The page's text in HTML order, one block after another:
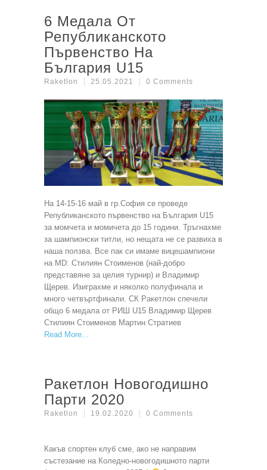
6 Медала От
Републиканското
Първенство На
България U15
Raketlon 25.05.2021 0 Comments
На 14-15-16 май в гр.София се проведе
Републиканското първенство на България U15
за момчета и момичета до 15 години. Тръгнахме
за шампионски титли, но нещата не се развиха в
наша ползва. Все пак си имаме вицешампиони
на MD: Стилиян Стоименов (най-добро
представяне за целия турнир) и Владимир
Щерев. Изиграхме и няколко полуфинала и
много четвъртфинали. СК Ракетлон спечели
общо 6 медала от РИШ U15 Владимир Щерев
Стилиян Стоименов Мартин Стратиев
Read More
Ракетлон Новогодишно
Парти 2020
Raketlon 19.02.2020 0 Comments
Какъв спортен клуб сме, ако не направим
състезание на Коледно-новогодишното парти